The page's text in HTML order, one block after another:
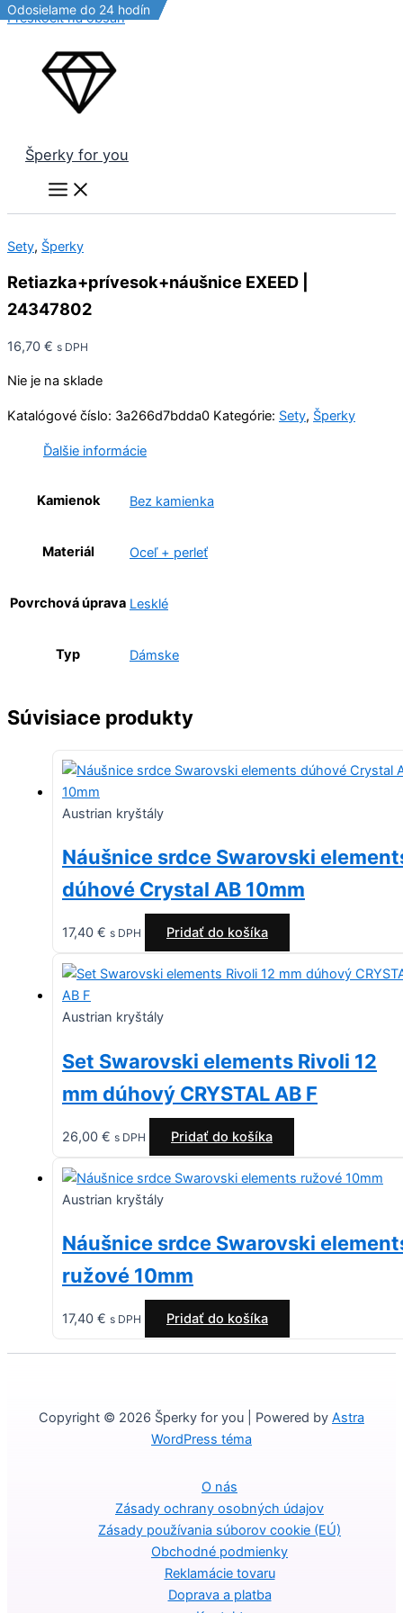
Preskočiť na obsah
Šperky for you
Sety, Šperky
Retiazka+prívesok+náušnice EXEED |
24347802
16,70 € s DPH
Nie je na sklade
Katalógové číslo: 3a266d7bdda0 Kategórie: Sety, Šperky
Ďalšie informácie
Kamienok Bez kamienka
Materiál Oceľ + perleť
Povrchová úprava Lesklé
Typ Dámske
Súvisiace produkty
Odosielame do 24 hodín
Austrian kryštály
Náušnice srdce Swarovski
dúhové Crystal AB 10mm
17,40 € s DPH Pridať do košíka
Odosielame do 24 hodín
Austrian kryštály
Set Swarovski elements Rivoli 12
mm dúhový CRYSTAL AB F
26,00 € s DPH Pridať do košíka
Odosielame do 24 hodín
Austrian kryštály
Náušnice srdce Swarovski
ružové 10mm
17,40 € s DPH Pridať do košíka
Copyright © 2026 Šperky for you | Powered by Astra
WordPress téma
O nás
Zásady ochrany osobných údajov
Zásady používania súborov cookie (EÚ)
Obchodné podmienky
Reklamácie tovaru
Doprava a platba